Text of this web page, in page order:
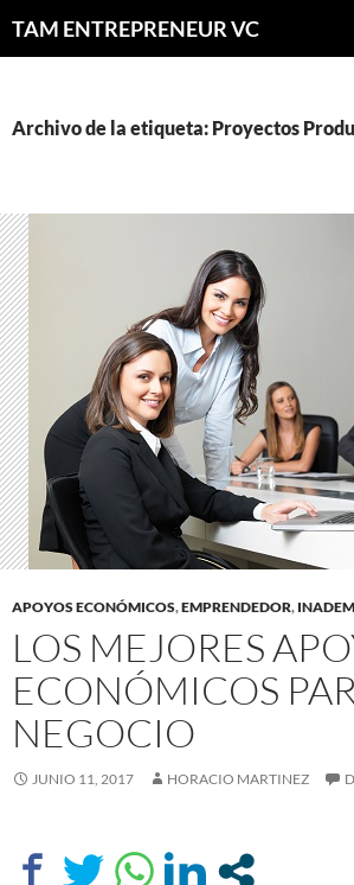
TAM ENTREPRENEUR VC
Archivo de la etiqueta: Proyectos
APOYOS ECONÓMICOS,EMPRENDEDOR, INADEM
LOS MEJORES
ECONÓMICOS
NEGOCIO
JUNIO 11, 2017 HORACIO MARTINEZ